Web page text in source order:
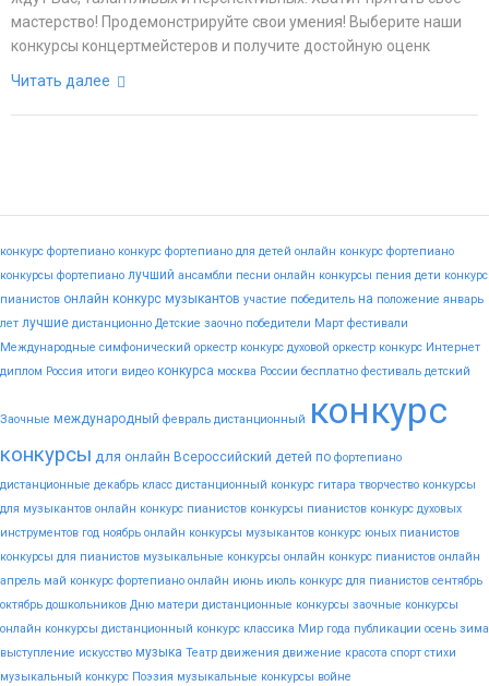
мастерство! Продемонстрируйте свои умения! Выберите наши
конкурсы концертмейстеров и получите достойную оценк
Читать далее
конкурс фортепиано конкурс фортепиано для детей онлайн конкурс фортепиано
конкурсы фортепиано лучший ансамбли песни онлайн конкурсы пения дети конкурс
пианистов онлайн конкурс музыкантов участие победитель на положение январь
лет лучшие дистанционно Детские заочно победители Март фестивали
Международные симфонический оркестр конкурс духовой оркестр конкурс Интернет
диплом Россия итоги видео конкурса москва России бесплатно фестиваль детский
Заочные международный февраль дистанционный конкурс
конкурсы для онлайн Всероссийский детей по фортепиано
дистанционные декабрь класс дистанционный конкурс гитара творчество конкурсы
для музыкантов онлайн конкурс пианистов конкурсы пианистов конкурс духовых
инструментов год ноябрь онлайн конкурсы музыкантов конкурс юных пианистов
конкурсы для пианистов музыкальные конкурсы онлайн конкурс пианистов онлайн
апрель май конкурс фортепиано онлайн июнь июль конкурс для пианистов сентябрь
октябрь дошкольников Дню матери дистанционные конкурсы заочные конкурсы
онлайн конкурсы дистанционный конкурс классика Мир года публикации осень зима
выступление искусство музыка Театр движения движение красота спорт стихи
музыкальный конкурс Поэзия музыкальные конкурсы войне